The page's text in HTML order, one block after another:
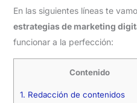
En las siguientes líneas te
estrategias de marketing
funcionar a la perfección:
Contenido
1. Redacción de contenidos